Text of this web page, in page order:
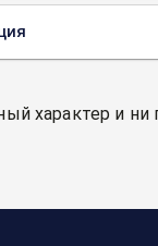
характер и